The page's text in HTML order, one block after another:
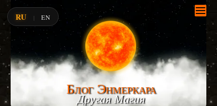
Блог Энмеркара
Другая Магия
RU | EN